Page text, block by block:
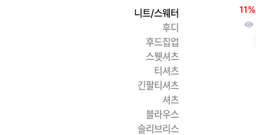
니트/스웨터
후디
후드집업
스웻셔츠
티셔츠
긴팔티셔츠
셔츠
블라우스
슬리브리스
11%